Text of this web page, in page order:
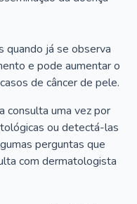
quando já se observa
e pode aumentar o
de câncer de pele.
consulta uma vez por
ou detectá-las
perguntas que
com dermatologista